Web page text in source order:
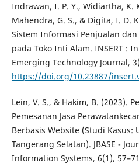
Indrawan, I. P. Y., Widiartha, K.
Mahendra, G. S., & Digita, I. D.
Sistem Informasi Penjualan
pada Toko Inti Alam. INSERT :
Emerging Technology Journal,
https://doi.org/10.23887/
Lein, V. S., & Hakim, B. (2023).
Pemesanan Jasa
Berbasis Website (Studi Kasus:
Tangerang Selatan). JBASE -
Information Systems, 6(1),